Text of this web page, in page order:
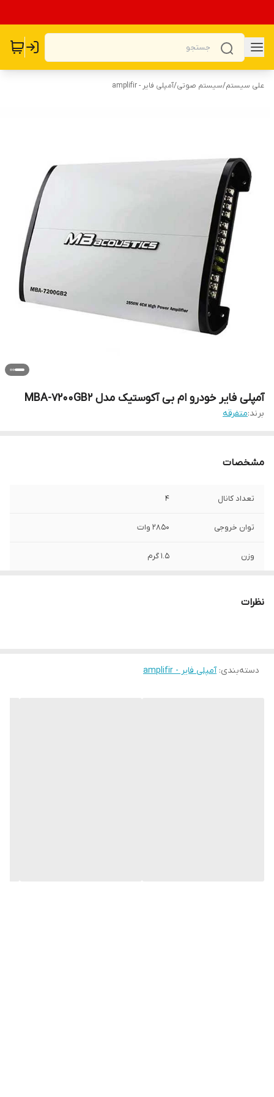
علی سیستم/سیستم صوتی/آمپلی فایر - amplifir
آمپلی فایر خودرو ام بی آکوستیک مدل MBA-7200GB2
برند:متفرقه
مشخصات
تعداد کانال 4
توان خروجی 2850 وات
وزن 1.5 گرم
نظرات
دسته‌بندی:آمپلی فایر - amplifir